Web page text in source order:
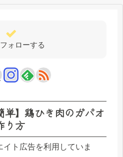
ォローする
単】鶏ひき肉のガパオ
り方
ト広告を利用していま